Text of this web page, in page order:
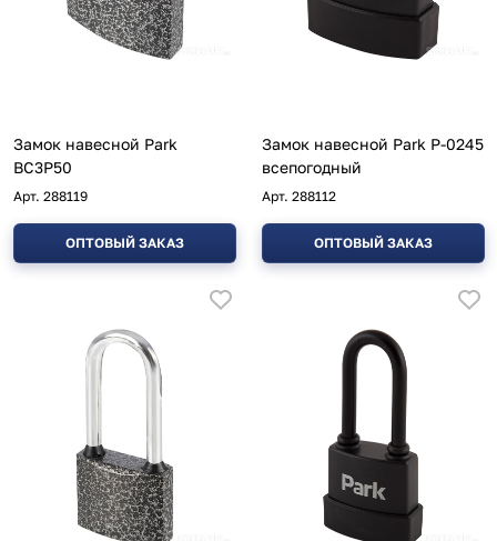
Замок навесной Park
ВС3Р50
Арт. 288119
ОПТОВЫЙ ЗАКАЗ
Замок навесной Park P-0245
всепогодный
Арт. 288112
ОПТОВЫЙ ЗАКАЗ